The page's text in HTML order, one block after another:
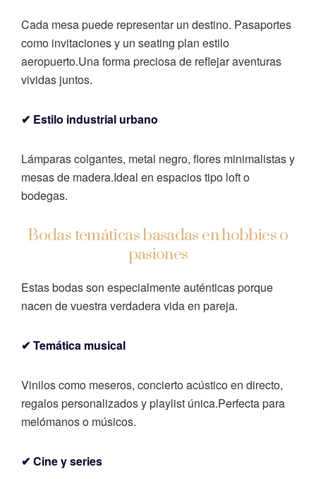
Cada mesa puede representar un destino. Pasaportes
como invitaciones y un seating plan estilo
aeropuerto.Una forma preciosa de reflejar aventuras
vividas juntos.
✔ Estilo industrial urbano
Lámparas colgantes, metal negro, flores minimalistas y
mesas de madera.Ideal en espacios tipo loft o
bodegas.
Bodas temáticas basadas en hobbies o
pasiones
Estas bodas son especialmente auténticas porque
nacen de vuestra verdadera vida en pareja.
✔ Temática musical
Vinilos como meseros, concierto acústico en directo,
regalos personalizados y playlist única.Perfecta para
melómanos o músicos.
✔ Cine y series